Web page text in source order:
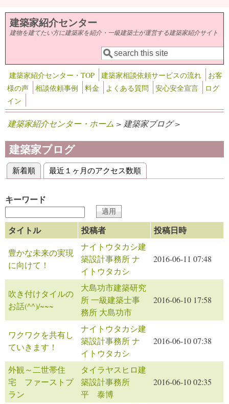
メインコンテンツに移動
建築家紹介センター
建物を建てたい方に建築家を紹介・一級建築士が運営する建築家紹介サイト
検索フォーム
検索
建築家紹介センター・TOP 建築家相談依頼サービスの流れ
お客
様の声
相談依頼事例 料金 よくある質問 安心安全宣言
ログ
イン
建築家紹介センター・ホーム > 建築家ブログ >
建築家ブログ
プライマリータブ
新着順 (アクティブなタブ)
最近１ヶ月のアクセス数順
キーワード
タイトル 投稿者 投稿日時
豊かな未来の実現
に向けて！
ナイトウタカシ建
築設計事務所 ナ
イトウタカシ
2016-06-11 07:48
吹き付けタイルの
お話(^^)/~~~
大島功市建築研究
所 一級建築士事
務所 大島功市
2016-06-10 17:58
ワクワクを共有し
ていきます！
ナイトウタカシ建
築設計事務所 ナ
イトウタカシ
2016-06-10 07:38
外観～二世帯住
宅 ファーストプ
ラン
タイラヤスヒロ建
築設計事務所
平 泰博
2016-06-10 02:35